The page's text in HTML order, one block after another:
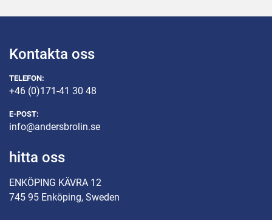
Kontakta oss
TELEFON:
+46 (0)171-41 30 48
E-POST:
info@andersbrolin.se
hitta oss
ENKÖPING KÄVRA 12
745 95 Enköping, Sweden